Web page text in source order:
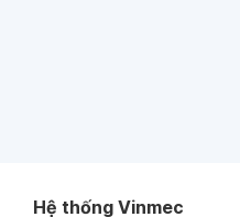
Hệ thống Vinmec